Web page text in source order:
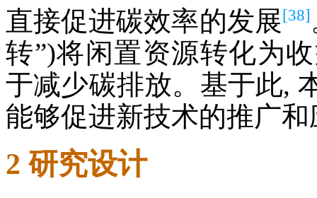
直接促进碳效率的发展[38]
转”)将闲置资源转化为
于减少碳排放。基于此,
能够促进新技术的推广
2 研究设计